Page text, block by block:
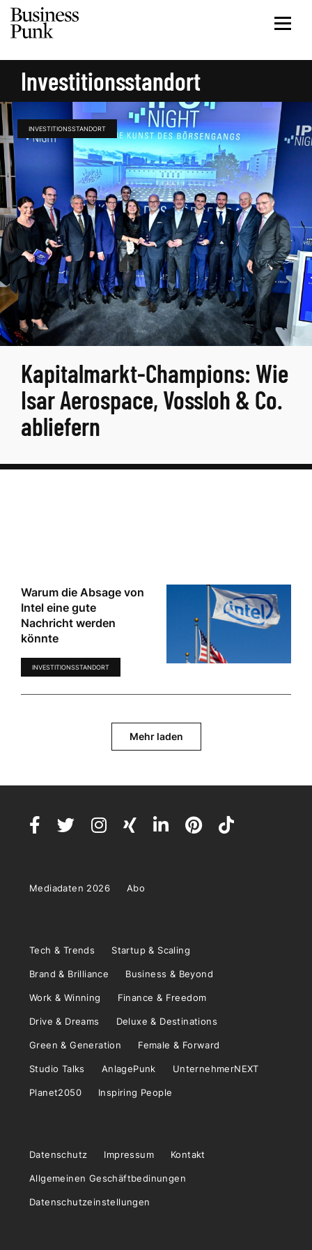
Investitionsstandort
INVESTITIONSSTANDORT
Kapitalmarkt-Champions: Wie
Isar Aerospace, Vossloh & Co.
abliefern
Warum die Absage von
Intel eine gute
Nachricht werden
könnte
INVESTITIONSSTANDORT
Mehr laden
Mediadaten 2026 Abo
Tech & Trends Startup & Scaling
Brand & Brilliance Business & Beyond
Work & Winning Finance & Freedom
Drive & Dreams Deluxe & Destinations
Green & Generation Female & Forward
Studio Talks AnlagePunk UnternehmerNEXT
Planet2050 Inspiring People
Datenschutz Impressum Kontakt
Allgemeinen Geschäftbedinungen
Datenschutzeinstellungen